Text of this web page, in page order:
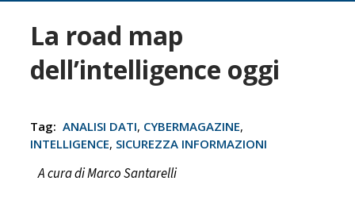
La road map
dell’intelligence oggi
Tag: ANALISI DATI, CYBERMAGAZINE,
INTELLIGENCE, SICUREZZA INFORMAZIONI
A cura di Marco Santarelli